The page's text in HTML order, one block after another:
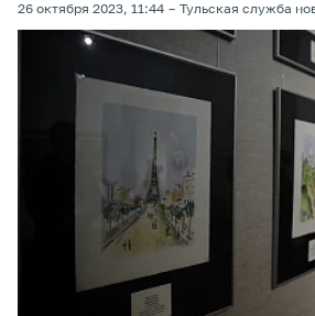
26 октября 2023, 11:44 Тульская служба